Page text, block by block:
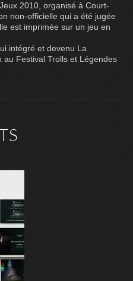
2010, organisé à Court-
non-officielle qui a été jugée
est imprimée sur un jeu en
intégré et devenu La
au Festival Trolls et Légendes